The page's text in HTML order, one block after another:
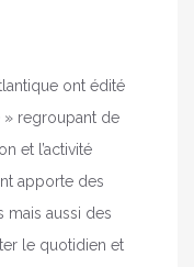
ont édité
regroupant de
et l’activité
apporte des
mais aussi des
le quotidien et